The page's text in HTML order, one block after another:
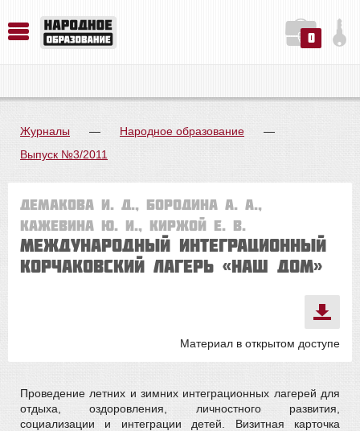
0
Журналы — Народное образование
—
Выпуск №3/2011
Демакова И. Д., Бородина А. А.,
Кажевина Ю. И., Киржой Е. В.
Международный интеграционный
корчаковский лагерь «Наш Дом»
Материал в открытом доступе
Проведение летних и зимних интеграционных лагерей для
отдыха, оздоровления, личностного развития,
социализации и интеграции детей. Визитная карточка